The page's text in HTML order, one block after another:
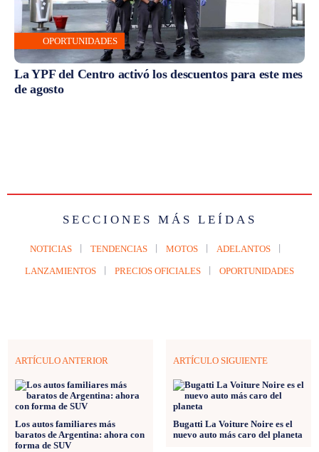
OPORTUNIDADES
La YPF del Centro activó los descuentos para este mes
de agosto
SECCIONES MÁS LEÍDAS
NOTICIAS TENDENCIAS MOTOS ADELANTOS
LANZAMIENTOS PRECIOS OFICIALES OPORTUNIDADES
ARTÍCULO ANTERIOR
Los autos familiares más
baratos de Argentina: ahora con
forma de SUV
ARTÍCULO SIGUIENTE
Bugatti La Voiture Noire es el
nuevo auto más caro del planeta